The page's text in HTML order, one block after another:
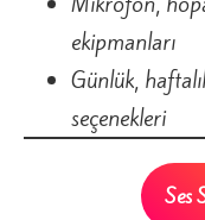
ekipmanları
Günlük,
seçenekleri
Ses